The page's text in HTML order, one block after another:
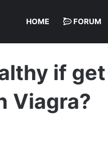
HOME FORUM
if
Viagra?